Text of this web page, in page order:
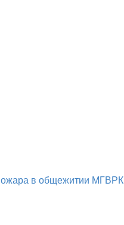
в общежитии МГВРК